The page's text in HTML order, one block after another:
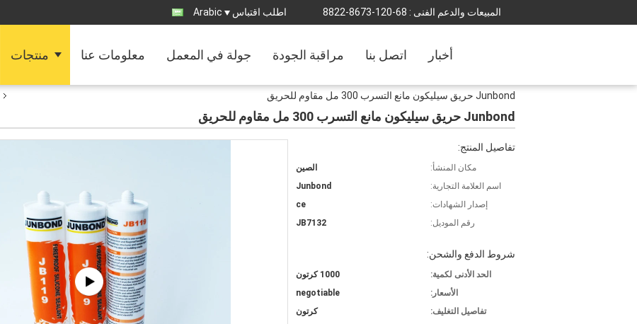
المبيعات والدعم الفنى : 86-021-3768-2288 اطلب اقتباس Arabic
منتجات معلومات عنا جولة في المعمل مراقبة الجودة اتصل بنا أخبار
Junbond حريق سيليكون مانع التسرب 300 مل مقاوم للحريق
Junbond حريق سيليكون مانع التسرب 300 مل مقاوم للحريق
تفاصيل المنتج:
مكان المنشأ:
الصين
اسم العلامة التجارية:
Junbond
إصدار الشهادات:
ce
رقم الموديل:
JB7132
شروط الدفع والشحن:
الحد الأدنى لكمية:
1000 كرتون
الأسعار:
negotiable
تفاصيل التغليف:
كرتون